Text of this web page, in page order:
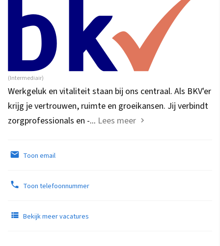
(Intermediair)
Werkgeluk en vitaliteit staan bij ons centraal. Als BKV'er
krijg je vertrouwen, ruimte en groeikansen. Jij verbindt
zorgprofessionals en -... Lees meer
Toon email
Toon telefoonnummer
Bekijk meer vacatures